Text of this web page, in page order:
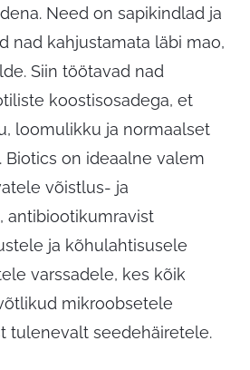
Need on sapikindlad ja
nad kahjustamata läbi mao,
Siin töötavad nad
koostisosadega, et
loomulikku ja normaalset
on ideaalne valem
võistlus- ja
antibiootikumravist
ja kõhulahtisusele
varssadele, kes kõik
mikroobsetele
tulenevalt seedehäiretele.